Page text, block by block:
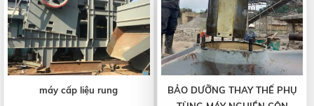
máy cấp liệu rung
BẢO DƯỠNG THAY THẾ PHỤ